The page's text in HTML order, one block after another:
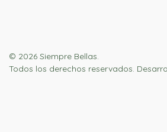
© 2026 Siempre Bellas.
Todos los derechos reservados.